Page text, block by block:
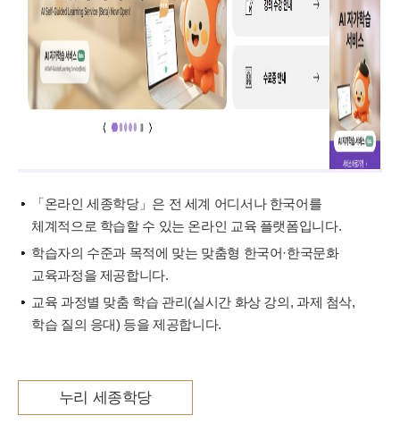
「온라인 세종학당」은 전 세계 어디서나 한국어를
체계적으로 학습할 수 있는 온라인 교육 플랫폼입니다.
학습자의 수준과 목적에 맞는 맞춤형 한국어·한국문화
교육과정을 제공합니다.
교육 과정별 맞춤 학습 관리(실시간 화상 강의, 과제 첨삭,
학습 질의 응대) 등을 제공합니다.
누리 세종학당